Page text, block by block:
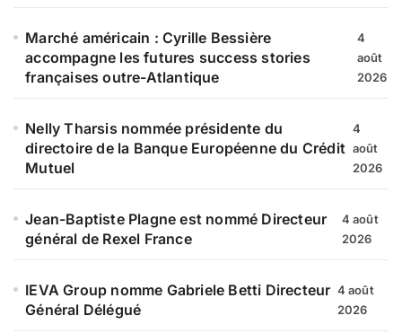
Marché américain : Cyrille Bessière
accompagne les futures success stories
françaises outre-Atlantique
4
août
2026
Nelly Tharsis nommée présidente du
directoire de la Banque Européenne du Crédit
Mutuel
4
août
2026
Jean-Baptiste Plagne est nommé Directeur
général de Rexel France
4 août
2026
IEVA Group nomme Gabriele Betti Directeur
Général Délégué
4 août
2026